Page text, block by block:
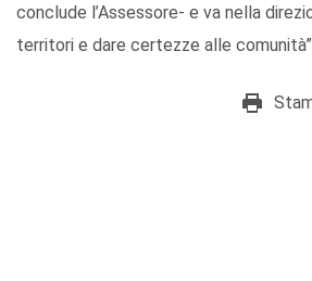
conclude l’Assessore- e va nella
territori e dare certezze alle